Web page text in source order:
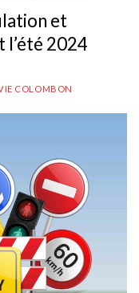
et
2024
COLOMBON